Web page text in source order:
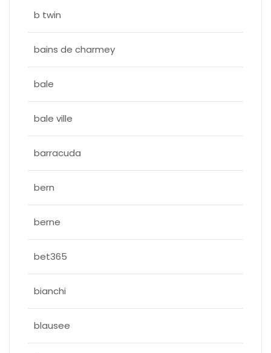
b twin
bains de charmey
bale
bale ville
barracuda
bern
berne
bet365
bianchi
blausee